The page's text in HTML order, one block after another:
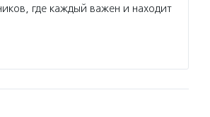
где каждый важен и находит